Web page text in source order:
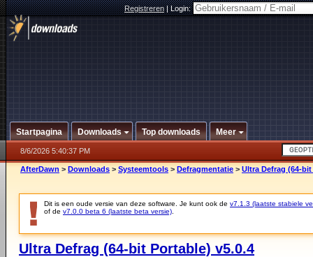
Registreren|Login:
Startpagina Downloads Top downloads Meer
8/6/2026 5:40:37 PM
AfterDawn > Downloads > Systeemtools > Defragmentatie > Ultra Defrag (64-
Dit is een oude versie van deze software. Je kunt ook de v7.1.3 (laatste stabiele
of de v7.0.0 beta 6 (laatste beta versie)
Ultra Defrag (64-bit Portable) v5.0.4